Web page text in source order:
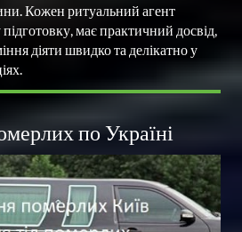
Кожен ритуальний агент
має практичний досвід,
діяти швидко та делікатно у
по Україні